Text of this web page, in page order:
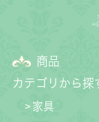
商品
カテゴリから探
家具